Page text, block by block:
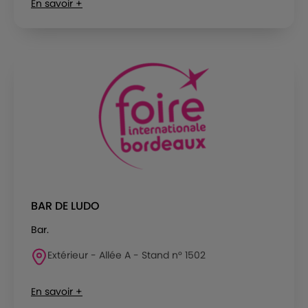
En savoir +
BAR DE LUDO
Bar.
Extérieur - Allée A - Stand n° 1502
En savoir +